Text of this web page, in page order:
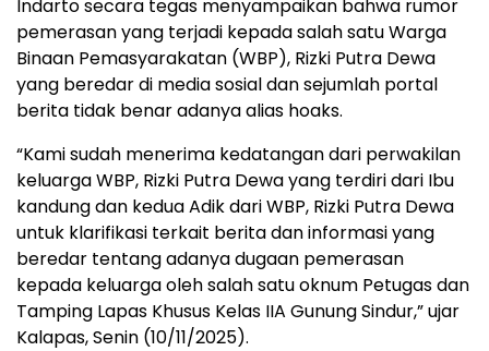
Indarto secara tegas menyampaikan bahwa rumor
pemerasan yang terjadi kepada salah satu Warga
Binaan Pemasyarakatan (WBP), Rizki Putra Dewa
yang beredar di media sosial dan sejumlah portal
berita tidak benar adanya alias hoaks.
“Kami sudah menerima kedatangan dari perwakilan
keluarga WBP, Rizki Putra Dewa yang terdiri dari Ibu
kandung dan kedua Adik dari WBP, Rizki Putra Dewa
untuk klarifikasi terkait berita dan informasi yang
beredar tentang adanya dugaan pemerasan
kepada keluarga oleh salah satu oknum Petugas dan
Tamping Lapas Khusus Kelas IIA Gunung Sindur,” ujar
Kalapas, Senin (10/11/2025).